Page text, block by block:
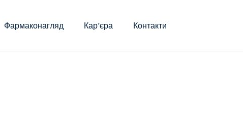
Фармаконагляд Кар'єра Контакти